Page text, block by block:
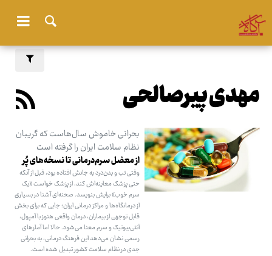
مهدی پیرصالحی
بحرانی خاموش سال‌هاست که گریبان
نظام سلامت ایران را گرفته است
از معضل سرم‌درمانی تا نسخه‌های پُر
وقتی تب و بدن‌درد به جانش افتاده بود، قبل از آنکه
حتی پزشک معاینه‌اش کند، از پزشک خواست «یک
سرم خوب» برایش بنویسد. صحنه‌ای آشنا در بسیاری
از درمانگاه‌ها و مراکز درمانی ایران؛ جایی که برای بخش
قابل توجهی از بیماران، درمان واقعی هنوز با آمپول،
آنتی‌بیوتیک و سرم معنا می‌شود. حالا اما آمارهای
رسمی نشان می‌دهد این فرهنگ درمانی، به بحرانی
جدی در نظام سلامت کشور تبدیل شده است.